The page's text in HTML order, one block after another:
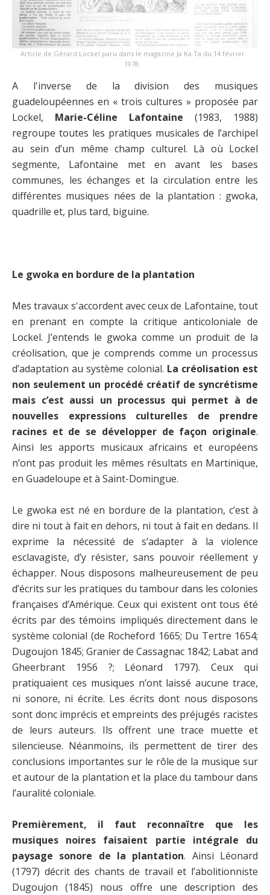
Article de Gérard Lockel paru dans le magazine Ja Ka Ta du 14 février
1978.
A l'inverse de la division des musiques
guadeloupéennes en « trois cultures » proposée par
Lockel, Marie-Céline Lafontaine (1983, 1988)
regroupe toutes les pratiques musicales de l’archipel
au sein d’un même champ culturel. Là où Lockel
segmente, Lafontaine met en avant les bases
communes, les échanges et la circulation entre les
différentes musiques nées de la plantation : gwoka,
quadrille et, plus tard, biguine.
Le gwoka en bordure de la plantation
Mes travaux s'accordent avec ceux de Lafontaine, tout
en prenant en compte la critique anticoloniale de
Lockel. J’entends le gwoka comme un produit de la
créolisation, que je comprends comme un processus
d’adaptation au système colonial. La créolisation est
non seulement un procédé créatif de syncrétisme
mais c’est aussi un processus qui permet à de
nouvelles expressions culturelles de prendre
racines et de se développer de façon originale.
Ainsi les apports musicaux africains et européens
n’ont pas produit les mêmes résultats en Martinique,
en Guadeloupe et à Saint-Domingue.
Le gwoka est né en bordure de la plantation, c’est à
dire ni tout à fait en dehors, ni tout à fait en dedans. Il
exprime la nécessité de s’adapter à la violence
esclavagiste, d’y résister, sans pouvoir réellement y
échapper. Nous disposons malheureusement de peu
d’écrits sur les pratiques du tambour dans les colonies
françaises d’Amérique. Ceux qui existent ont tous été
écrits par des témoins impliqués directement dans le
système colonial (de Rocheford 1665; Du Tertre 1654;
Dugoujon 1845; Granier de Cassagnac 1842; Labat and
Gheerbrant 1956 ?; Léonard 1797). Ceux qui
pratiquaient ces musiques n’ont laissé aucune trace,
ni sonore, ni écrite. Les écrits dont nous disposons
sont donc imprécis et empreints des préjugés racistes
de leurs auteurs. Ils offrent une trace muette et
silencieuse. Néanmoins, ils permettent de tirer des
conclusions importantes sur le rôle de la musique sur
et autour de la plantation et la place du tambour dans
l’auralité coloniale.
Premièrement, il faut reconnaître que les
musiques noires faisaient partie intégrale du
paysage sonore de la plantation. Ainsi Léonard
(1797) décrit des chants de travail et l’abolitionniste
Dugoujon (1845) nous offre une description des